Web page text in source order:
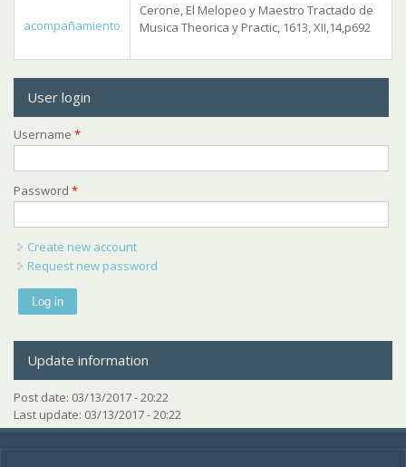
acompañamiento
Cerone, El Melopeo y Maestro Tractado de
Musica Theorica y Practic, 1613, XII,14,p692
User login
Username *
Password *
Create new account
Request new password
Update information
Post date: 03/13/2017 - 20:22
Last update: 03/13/2017 - 20:22